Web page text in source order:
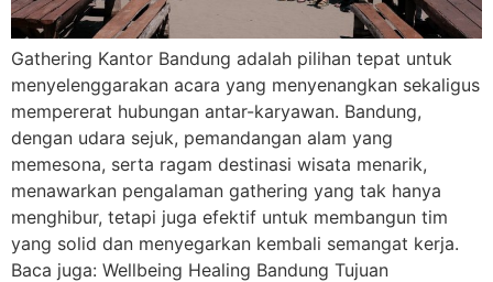
Gathering Kantor Bandung adalah pilihan tepat untuk
menyelenggarakan acara yang menyenangkan sekaligus
mempererat hubungan antar-karyawan. Bandung,
dengan udara sejuk, pemandangan alam yang
memesona, serta ragam destinasi wisata menarik,
menawarkan pengalaman gathering yang tak hanya
menghibur, tetapi juga efektif untuk membangun tim
yang solid dan menyegarkan kembali semangat kerja.
Baca juga: Wellbeing Healing Bandung Tujuan